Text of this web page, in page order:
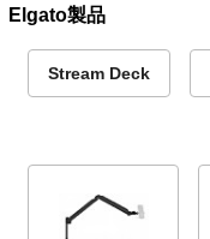
Elgato製品
Stream Deck